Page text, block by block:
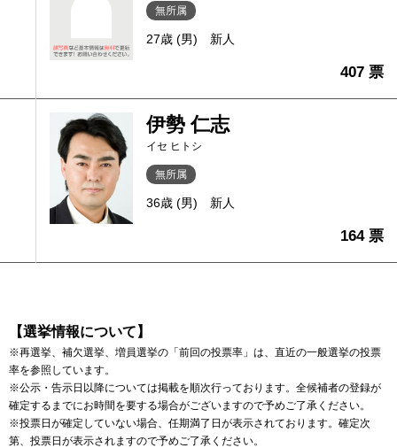
無所属
27歳 (男) 新人
407 票
伊勢 仁志
イセ ヒトシ
無所属
36歳 (男) 新人
164 票
【選挙情報について】
※再選挙、補欠選挙、増員選挙の「前回の投票率」は、直近の一般選挙の投票
率を参照しています。
※公示・告示日以降については掲載を順次行っております。全候補者の登録が
確定するまでにお時間を要する場合がございますので予めご了承ください。
※投票日が確定していない場合、任期満了日が表示されております。確定次
第、投票日が表示されますので予めご了承ください。